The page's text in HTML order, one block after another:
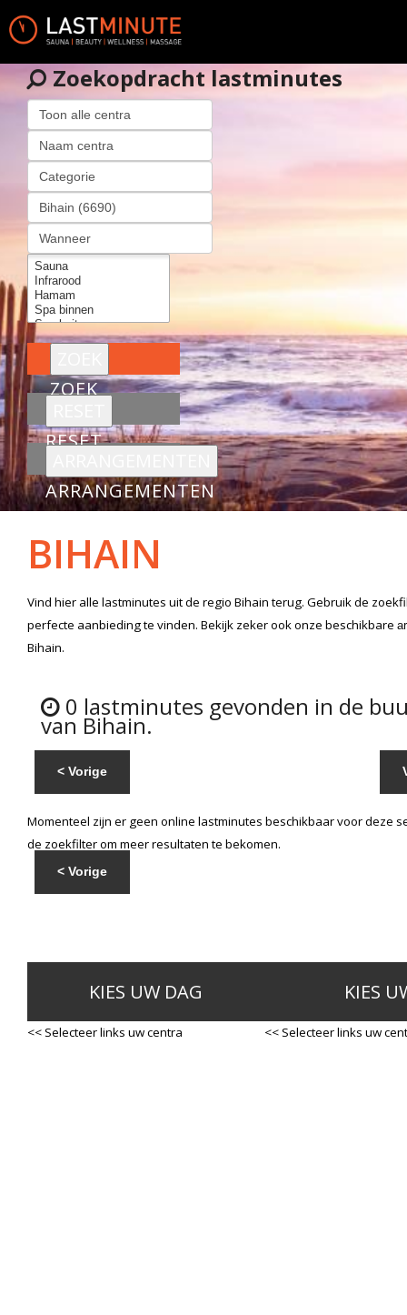
Zoekopdracht lastminutes
ZOEK
RESET
ARRANGEMENTEN
BIHAIN
Vind hier alle lastminutes uit de regio Bihainterug. Gebruik de
perfecte aanbieding te vinden. Bekijk zeker ook onze beschikbare
Bihain.
0 lastminutes gevonden in de
van Bihain.
< Vorige
Momenteel zijn er geen online lastminutes beschikbaar voor deze
de zoekfilter om meer resultaten te bekomen.
< Vorige
KIES UW DAG
<< Selecteer links uw centra
KIES
<< Selecteer links uw